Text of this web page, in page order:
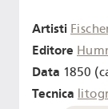
Artisti
Editore
Data 1850
Tecnica